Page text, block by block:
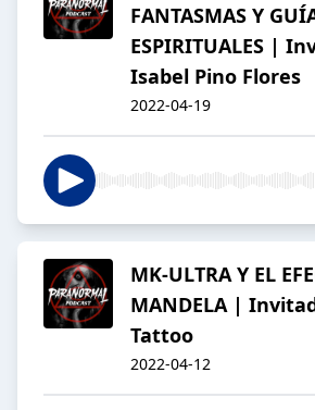
FANTASMAS Y
ESPIRITUALES |
Isabel Pino Flores
2022-04-19
MK-ULTRA Y EL
MANDELA |
Tattoo
2022-04-12